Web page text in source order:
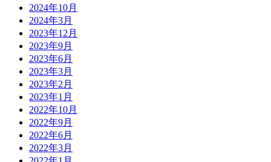
2024年10月
2024年3月
2023年12月
2023年9月
2023年6月
2023年3月
2023年2月
2023年1月
2022年10月
2022年9月
2022年6月
2022年3月